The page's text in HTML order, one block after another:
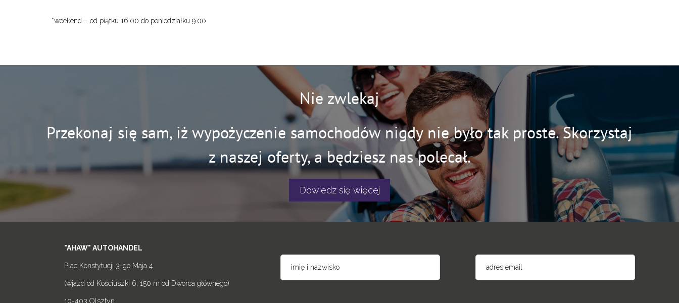
*weekend – od piątku 16.00 do poniedziałku 9.00
Nie zwlekaj
Przekonaj się sam, iż wypożyczenie samochodów nigdy nie było tak proste. Skorzystaj
z naszej oferty, a będziesz nas polecał.
Dowiedz się więcej
"AHAW" AUTOHANDEL
Plac Konstytucji 3-go Maja 4
(wjazd od Kościuszki 6, 150 m od Dworca głównego)
10-403 Olsztyn